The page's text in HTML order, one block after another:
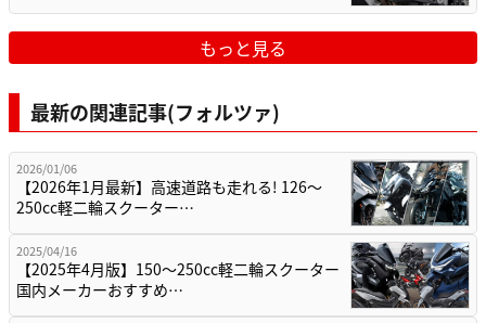
もっと見る
最新の関連記事(フォルツァ)
2026/01/06
【2026年1月最新】高速道路も走れる! 126～
250cc軽二輪スクーター…
2025/04/16
【2025年4月版】150～250cc軽二輪スクーター
国内メーカーおすすめ…